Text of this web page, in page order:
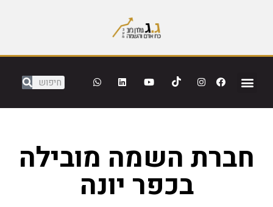
חברת השמה מובילה
בכפר יונה